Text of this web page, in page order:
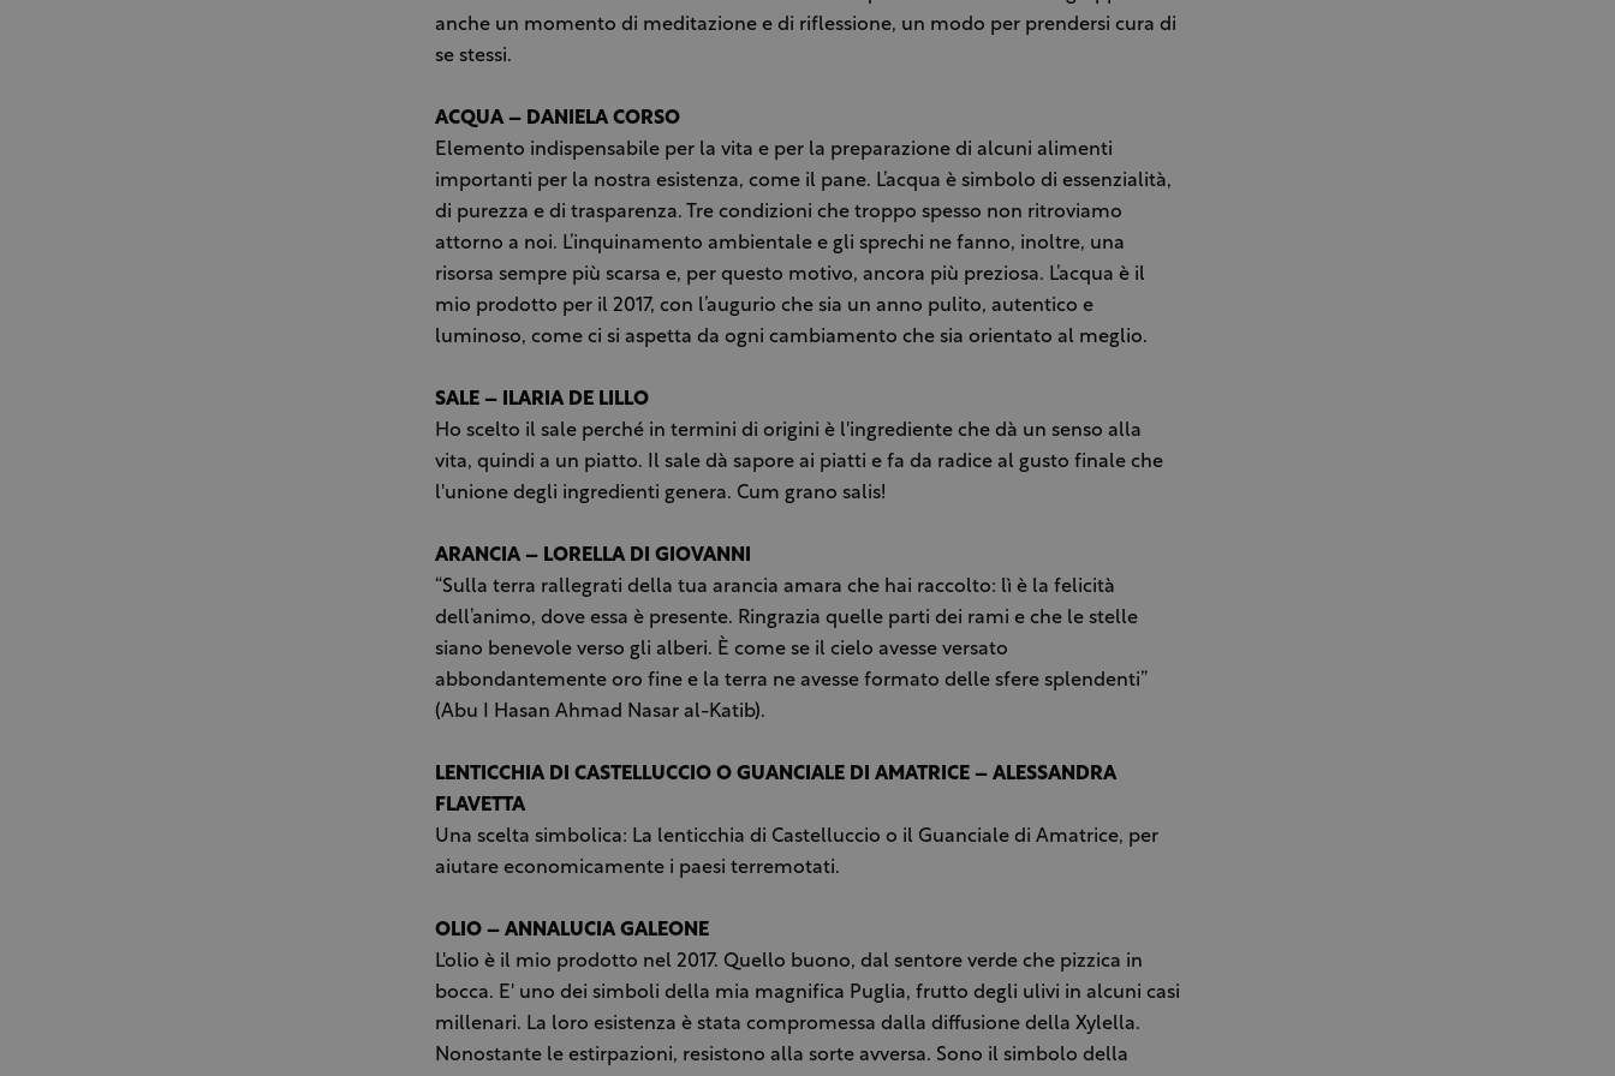
anche un momento di meditazione e di riflessione, un modo per prendersi cura di
se stessi.
ACQUA – DANIELA CORSO
Elemento indispensabile per la vita e per la preparazione di alcuni alimenti
importanti per la nostra esistenza, come il pane. L’acqua è simbolo di essenzialità,
di purezza e di trasparenza. Tre condizioni che troppo spesso non ritroviamo
attorno a noi. L’inquinamento ambientale e gli sprechi ne fanno, inoltre, una
risorsa sempre più scarsa e, per questo motivo, ancora più preziosa. L’acqua è il
mio prodotto per il 2017, con l’augurio che sia un anno pulito, autentico e
luminoso, come ci si aspetta da ogni cambiamento che sia orientato al meglio.
SALE – ILARIA DE LILLO
Ho scelto il sale perché in termini di origini è l'ingrediente che dà un senso alla
vita, quindi a un piatto. Il sale dà sapore ai piatti e fa da radice al gusto finale che
l'unione degli ingredienti genera. Cum grano salis!
ARANCIA – LORELLA DI GIOVANNI
“Sulla terra rallegrati della tua arancia amara che hai raccolto: lì è la felicità
dell’animo, dove essa è presente. Ringrazia quelle parti dei rami e che le stelle
siano benevole verso gli alberi. È come se il cielo avesse versato
abbondantemente oro fine e la terra ne avesse formato delle sfere splendenti”
(Abu I Hasan Ahmad Nasar al-Katib).
LENTICCHIA DI CASTELLUCCIO O GUANCIALE DI AMATRICE – ALESSANDRA
FLAVETTA
Una scelta simbolica: La lenticchia di Castelluccio o il Guanciale di Amatrice, per
aiutare economicamente i paesi terremotati.
OLIO – ANNALUCIA GALEONE
L'olio è il mio prodotto nel 2017. Quello buono, dal sentore verde che pizzica in
bocca. E' uno dei simboli della mia magnifica Puglia, frutto degli ulivi in alcuni casi
millenari. La loro esistenza è stata compromessa dalla diffusione della Xylella.
Nonostante le estirpazioni, resistono alla sorte avversa. Sono il simbolo della